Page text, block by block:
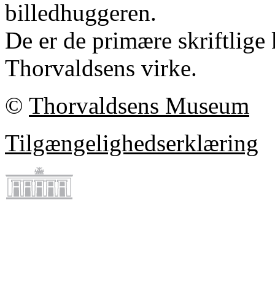
billedhuggeren.
De er de primære
Thorvaldsens virke.
© Thorvaldsens Museum
Tilgængelighedserklæring